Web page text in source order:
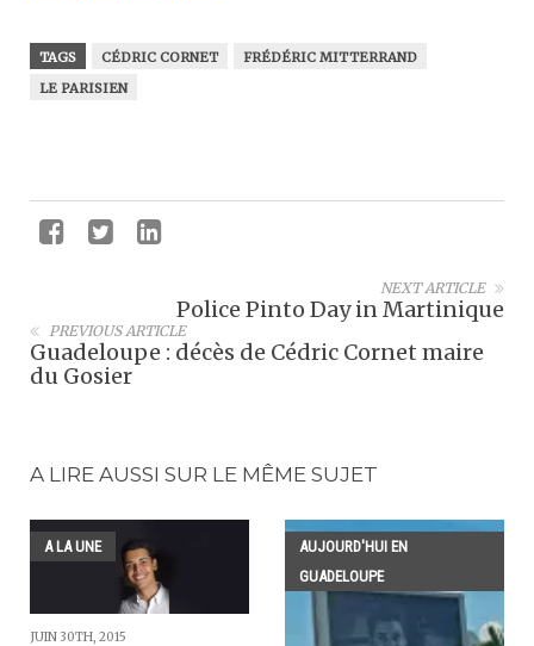
TAGS CÉDRIC CORNET
FRÉDÉRIC MITTERRAND
LE PARISIEN
NEXT ARTICLE
Police Pinto Day in Martinique
PREVIOUS ARTICLE
Guadeloupe : décès de Cédric Cornet maire
du Gosier
A LIRE AUSSI SUR LE MÊME SUJET
A LA UNE
JUIN 30TH, 2015
AUJOURD'HUI EN
GUADELOUPE